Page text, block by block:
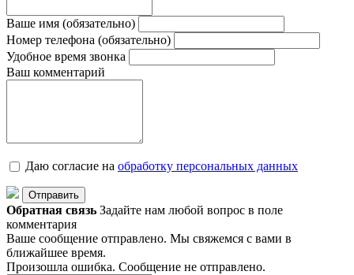
Ваше имя (обязательно)
Номер телефона (обязательно)
Удобное время звонка
Ваш комментарий
Даю согласие на обработку персональныx данных
Отправить
Обратная связь Задайте нам любой вопрос в поле
комментария
Ваше сообщение отправлено. Мы свяжемся с вами в
ближайшее время.
Произошла ошибка. Сообщение не отправлено.